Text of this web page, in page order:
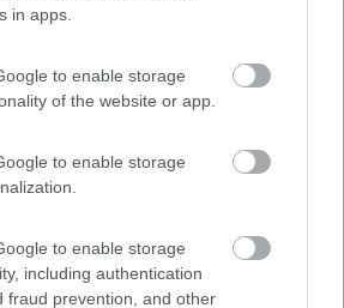
in apps.
to enable storage
of the website or app.
to enable storage
to enable storage
including authentication
fraud prevention, and other
del prestigio ad alti livelli per utenze
europei di veicoli ricreazional...
, Morelo , Frankia